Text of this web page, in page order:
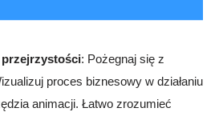
: Pożegnaj się z
proces biznesowy w działaniu
animacji. Łatwo zrozumieć